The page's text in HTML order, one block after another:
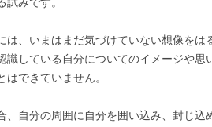
、いまはまだ気づけていない想像をは
識している自分についてのイメージや
できていません。
自分の周囲に自分を囲い込み、封じ込